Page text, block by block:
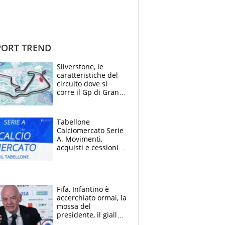
TREND
Silverstone, le
caratteristiche del
circuito dove si
corre il Gp di Gran
Tabellone
Calciomercato Serie
A. Movimenti,
acquisti e cessioni:
Fifa, Infantino è
accerchiato ormai, la
mossa del
presidente, il giallo